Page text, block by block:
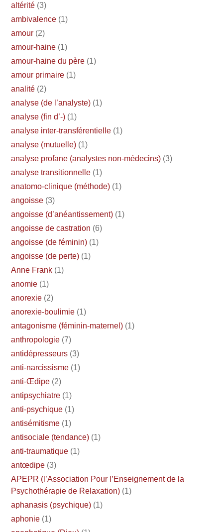
altérité (3)
ambivalence (1)
amour (2)
amour-haine (1)
amour-haine du père (1)
amour primaire (1)
analité (2)
analyse (de l’analyste) (1)
analyse (fin d’-) (1)
analyse inter-transférentielle (1)
analyse (mutuelle) (1)
analyse profane (analystes non-médecins) (3)
analyse transitionnelle (1)
anatomo-clinique (méthode) (1)
angoisse (3)
angoisse (d’anéantissement) (1)
angoisse de castration (6)
angoisse (de féminin) (1)
angoisse (de perte) (1)
Anne Frank (1)
anomie (1)
anorexie (2)
anorexie-boulimie (1)
antagonisme (féminin-maternel) (1)
anthropologie (7)
antidépresseurs (3)
anti-narcissisme (1)
anti-Œdipe (2)
antipsychiatre (1)
anti-psychique (1)
antisémitisme (1)
antisociale (tendance) (1)
anti-traumatique (1)
antœdipe (3)
APEPR (l’Association Pour l’Enseignement de la
Psychothérapie de Relaxation) (1)
aphanasis (psychique) (1)
aphonie (1)